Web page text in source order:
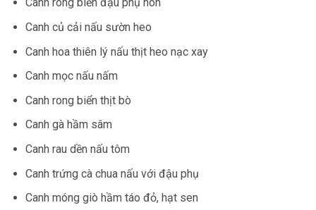
Canh rong biển đậu phụ non
Canh củ cải nấu sườn heo
Canh hoa thiên lý nấu thịt heo nạc xay
Canh mọc nấu nấm
Canh rong biển thịt bò
Canh gà hầm sâm
Canh rau dền nấu tôm
Canh trứng cà chua nấu với đậu phụ
Canh móng giò hầm táo đỏ, hạt sen